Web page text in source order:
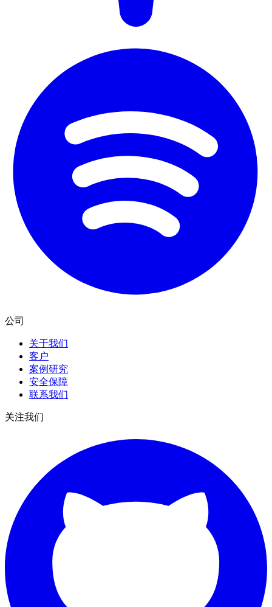
公司
关于我们
客户
案例研究
安全保障
联系我们
关注我们